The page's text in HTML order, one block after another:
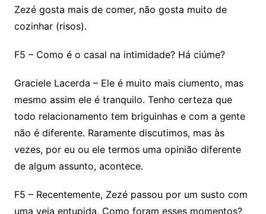
Zezé gosta mais de comer, não gosta muito de
cozinhar (risos).
F5 – Como é o casal na intimidade? Há ciúme?
Graciele Lacerda – Ele é muito mais ciumento, mas
mesmo assim ele é tranquilo. Tenho certeza que
todo relacionamento tem briguinhas e com a gente
não é diferente. Raramente discutimos, mas às
vezes, por eu ou ele termos uma opinião diferente
de algum assunto, acontece.
F5 – Recentemente, Zezé passou por um susto com
uma veia entupida. Como foram esses momentos?